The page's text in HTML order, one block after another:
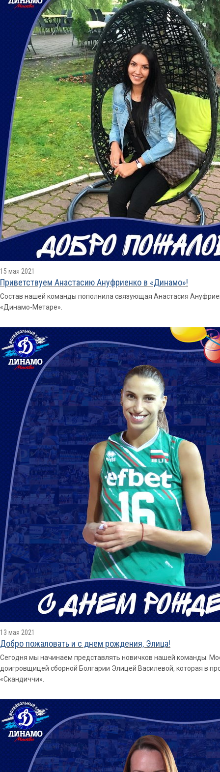
15 мая 2021
Приветствуем Анастасию Ануфриенко в «Динамо»!
Состав нашей команды пополнила связующая Анастасия
«Динамо-Метаре».
13 мая 2021
Добро пожаловать и с днем рождения, Элица!
Сегодня мы начинаем представлять новичков нашей команды.
доигровщицей сборной Болгарии Элицей Василевой, которая в
«Скандиччи».